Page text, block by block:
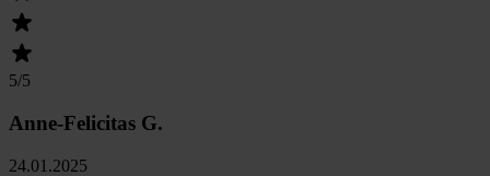
5/5
Anne-Felicitas G.
24.01.2025